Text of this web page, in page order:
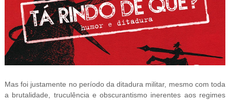
Mas foi justamente no período da ditadura militar, mesmo com toda
a brutalidade, truculência e obscurantismo inerentes aos regimes